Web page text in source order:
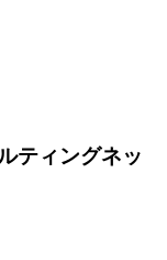
ティングネッ